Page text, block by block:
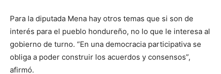
Para la diputada Mena hay otros temas que si son de
interés para el pueblo hondureño, no lo que le interesa al
gobierno de turno. “En una democracia participativa se
obliga a poder construir los acuerdos y consensos”,
afirmó.